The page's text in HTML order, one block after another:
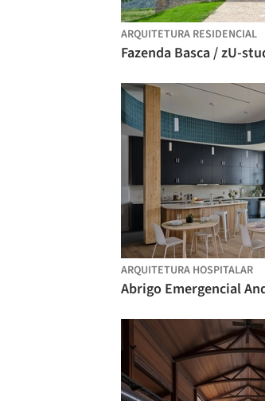
ARQUITETURA RESIDENCIAL
Fazenda Basca / zU-
ARQUITETURA HOSPITALAR